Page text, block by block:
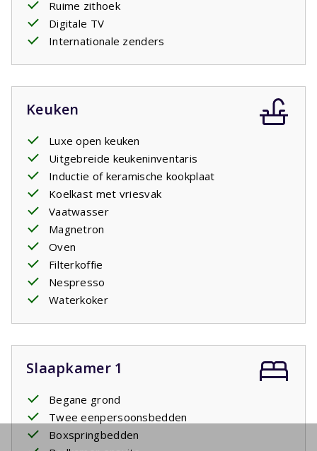
overzichtspagina van alle huizen van dit park.
Ruime zithoek
Digitale TV
Internationale zenders
Keuken
Luxe open keuken
Uitgebreide keukeninventaris
Inductie of keramische kookplaat
Koelkast met vriesvak
Vaatwasser
Magnetron
Oven
Filterkoffie
Nespresso
Waterkoker
Slaapkamer 1
Begane grond
Twee eenpersoonsbedden
Boxspringbedden